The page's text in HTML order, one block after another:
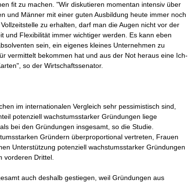
fit zu machen. "Wir diskutieren momentan intensiv über
und Männer mit einer guten Ausbildung heute immer noch
zu erhalten, darf man die Augen nicht vor der
und Flexibilität immer wichtiger werden. Es kann eben
sein, ein eigenes kleines Unternehmen zu
vermittelt bekommen hat und aus der Not heraus eine Ich-
so der Wirtschaftssenator.
im internationalen Vergleich sehr pessimistisch sind,
potenziell wachstumsstarker Gründungen liege
bei den Gründungen insgesamt, so die Studie.
Gründern überproportional vertreten, Frauen
Unterstützung potenziell wachstumsstarker Gründungen
vorderen Drittel.
auch deshalb gestiegen, weil Gründungen aus